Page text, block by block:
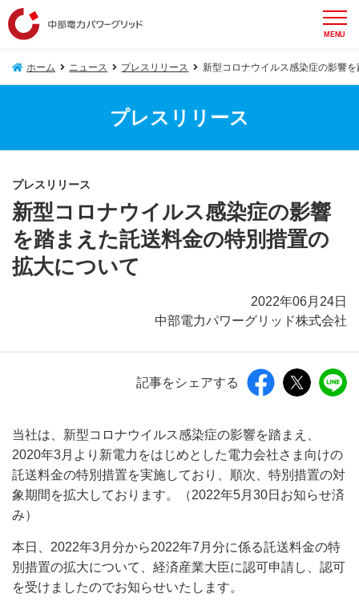
MENU
ホーム ニュース プレスリリース 新型コロナウイルス感染症の影響
プレスリリース
プレスリリース
新型コロナウイルス感染症の影響
を踏まえた託送料金の特別措置の
拡大について
2022年06月24日
中部電力パワーグリッド株式会社
記事をシェアする
当社は、新型コロナウイルス感染症の影響を踏まえ、
2020年3月より新電力をはじめとした電力会社さま向けの
託送料金の特別措置を実施しており、順次、特別措置の対
象期間を拡大しております。（2022年5月30日お知らせ済
み）
本日、2022年3月分から2022年7月分に係る託送料金の特
別措置の拡大について、経済産業大臣に認可申請し、認可
を受けましたのでお知らせいたします。